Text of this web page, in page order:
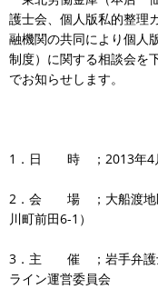
護士会、個人版私的整理
融機関の共同により個人
制度）に関する相談会を
でお知らせします。
1．日 時 ；2013年4
2．会 場 ；大船渡地
川町前田6-1）
3．主 催 ；岩手弁護士
ライン運営委員会